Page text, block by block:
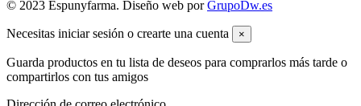
© 2023 Espunyfarma. Diseño web porGrupoDw.es
Necesitas iniciar sesión o crearte una cuenta ×
Guarda productos en tu lista de deseos para comprarlos más tarde o
compartirlos con tus amigos